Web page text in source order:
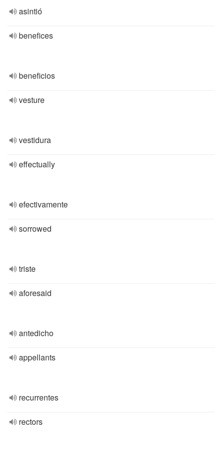
asintió
benefices
beneficios
vesture
vestidura
effectually
efectivamente
sorrowed
triste
aforesaid
antedicho
appellants
recurrentes
rectors